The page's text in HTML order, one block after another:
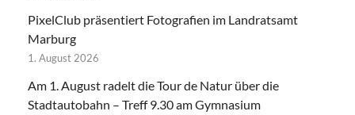
PixelClub präsentiert Fotografien im Landratsamt
Marburg
1. August 2026
Am 1. August radelt die Tour de Natur über die
Stadtautobahn – Treff 9.30 am Gymnasium